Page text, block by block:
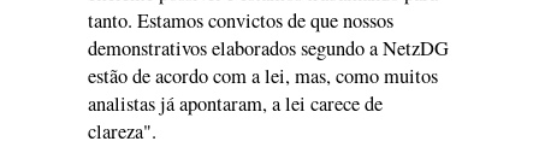
tanto. Estamos convictos de que nossos
demonstrativos elaborados segundo a NetzDG
estão de acordo com a lei, mas, como muitos
analistas já apontaram, a lei carece de
clareza".